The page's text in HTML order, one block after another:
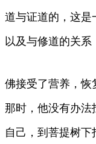
道与证道的，这是
以及与修道的关系
佛接受了营养，恢
那时，他没有办法
自己，到菩提树下